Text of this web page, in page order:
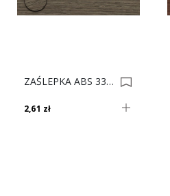
ZAŚLEPKA ABS 3312 Dąb Tosca 0004516
2,61 zł